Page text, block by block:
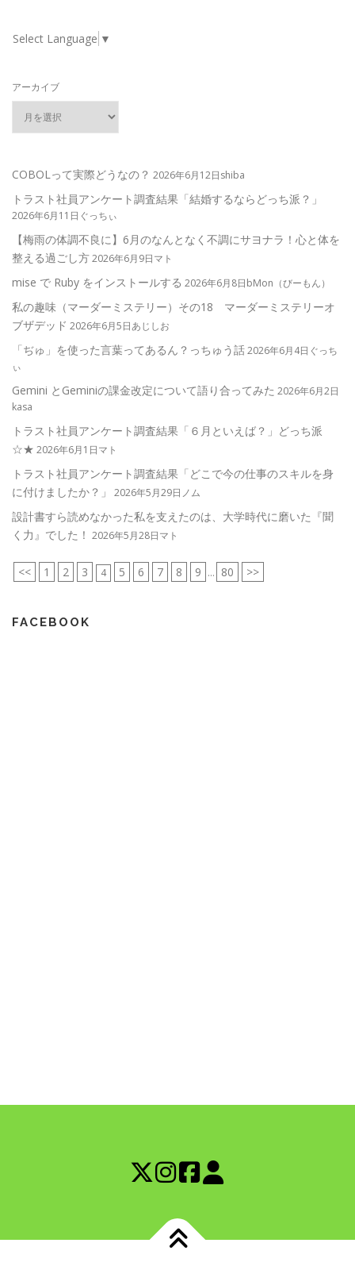
Select Language ▼
アーカイブ
COBOLって実際どうなの？ 2026年6月12日shiba
トラスト社員アンケート調査結果「結婚するならどっち派？」
2026年6月11日ぐっちぃ
【梅雨の体調不良に】6月のなんとなく不調にサヨナラ！心と体を
整える過ごし方2026年6月9日マト
mise で Ruby をインストールする 2026年6月8日bMon（びーもん）
私の趣味（マーダーミステリー）その18 マーダーミステリーオ
ブザデッド 2026年6月5日あじしお
「ぢゅ」を使った言葉ってあるん？っちゅう話2026年6月4日ぐっち
ぃ
Gemini とGeminiの課金改定について語り合ってみた 2026年6月2日
kasa
トラスト社員アンケート調査結果「６月といえば？」どっち派
☆★ 2026年6月1日マト
トラスト社員アンケート調査結果「どこで今の仕事のスキルを身
に付けましたか？」
2026年5月29日ノム
設計書すら読めなかった私を支えたのは、大学時代に磨いた『聞
く力』でした！ 2026年5月28日マト
<< 1 2 3 4 5 6 7 8 9 ... 80 >>
FACEBOOK